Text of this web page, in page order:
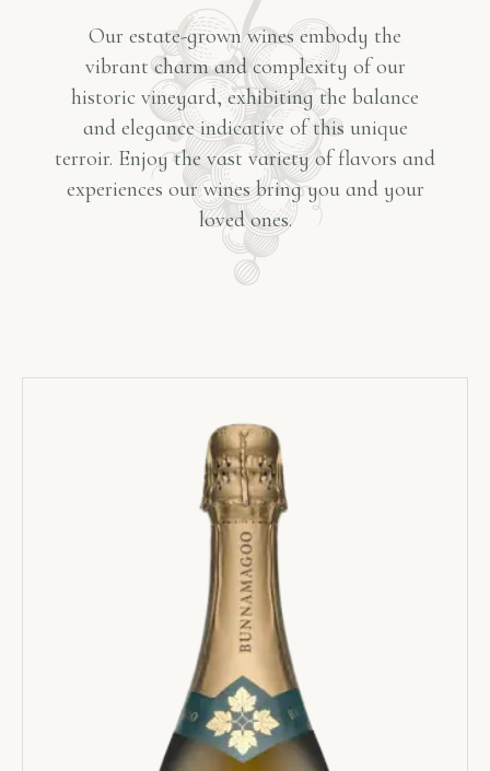
Our estate-grown wines embody the
vibrant charm and complexity of our
historic vineyard, exhibiting the balance
and elegance indicative of this unique
terroir. Enjoy the vast variety of flavors and
experiences our wines bring you and your
loved ones.